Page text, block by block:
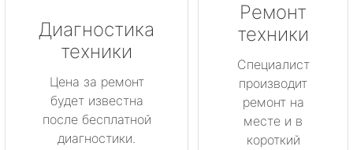
Диагностика
техники
Цена за ремонт
будет известна
после бесплатной
диагностики.
Ремонт
техники
Специалист
производит
ремонт на
месте и в
короткий